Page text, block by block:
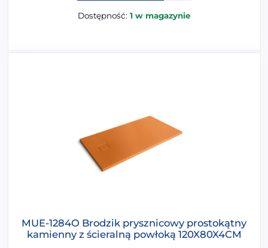
Dostępność: 1 w magazynie
MUE-1284O Brodzik prysznicowy prostokątny
kamienny z ścieralną powłoką 120X80X4CM